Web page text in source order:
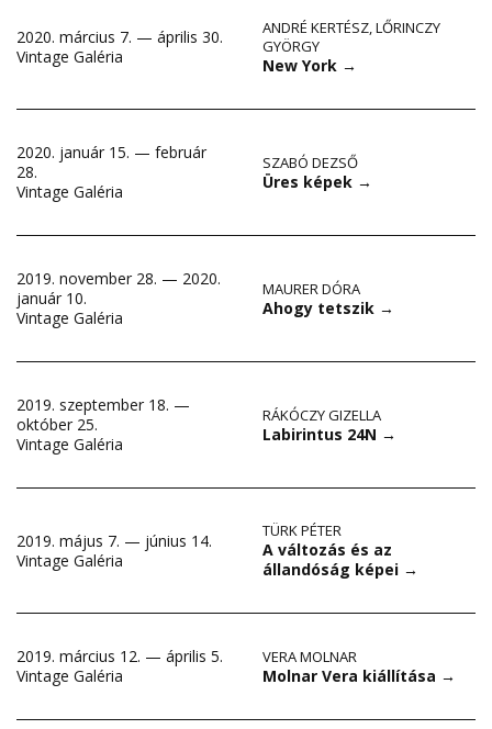
2020. március 7. — április 30.
Vintage Galéria
ANDRÉ KERTÉSZ,LŐRINCZY
GYÖRGY
New York →
2020. január 15. — február
28.
Vintage Galéria
SZABÓ DEZSŐ
Üres képek →
2019. november 28. — 2020.
január 10.
Vintage Galéria
MAURER DÓRA
Ahogy tetszik →
2019. szeptember 18. —
október 25.
Vintage Galéria
RÁKÓCZY GIZELLA
Labirintus 24N →
2019. május 7. — június 14.
Vintage Galéria
TÜRK PÉTER
A változás és az
állandóság képei →
2019. március 12. — április 5.
Vintage Galéria
VERA MOLNAR
Molnar Vera kiállítása →